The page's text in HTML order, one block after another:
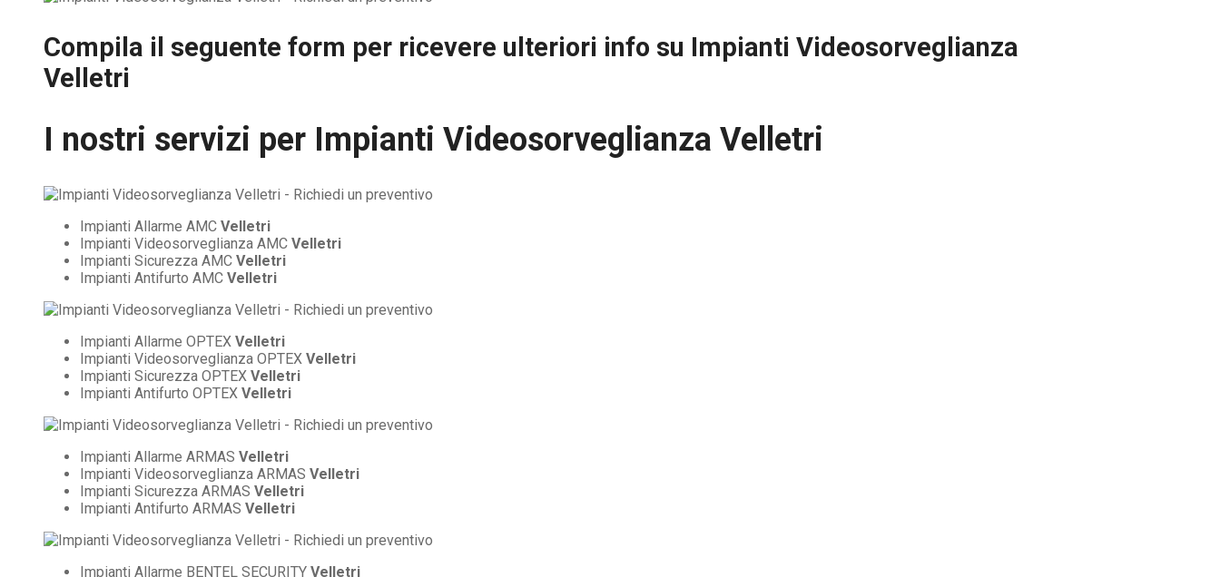
Compila il seguente form per ricevere ulteriori info su Impianti Videosorveglianza
Velletri
I nostri servizi per Impianti Videosorveglianza Velletri
Impianti Allarme AMC Velletri
Impianti Videosorveglianza AMC Velletri
Impianti Sicurezza AMC Velletri
Impianti Antifurto AMC Velletri
Impianti Allarme OPTEX Velletri
Impianti Videosorveglianza OPTEX Velletri
Impianti Sicurezza OPTEX Velletri
Impianti Antifurto OPTEX Velletri
Impianti Allarme ARMAS Velletri
Impianti Videosorveglianza ARMAS Velletri
Impianti Sicurezza ARMAS Velletri
Impianti Antifurto ARMAS Velletri
Impianti Allarme BENTEL SECURITY Velletri